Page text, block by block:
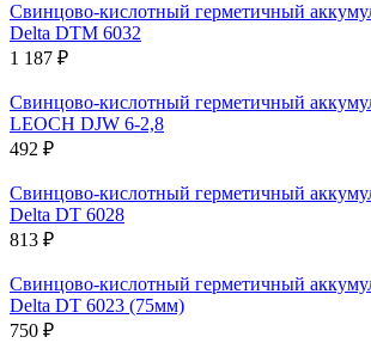
Свинцово-кислотный герметичный
Delta DTM 6032
1 187 ₽
Свинцово-кислотный герметичный
LEOCH DJW 6-2,8
492 ₽
Свинцово-кислотный герметичный
Delta DT 6028
813 ₽
Свинцово-кислотный герметичный
Delta DT 6023 (75мм)
750 ₽